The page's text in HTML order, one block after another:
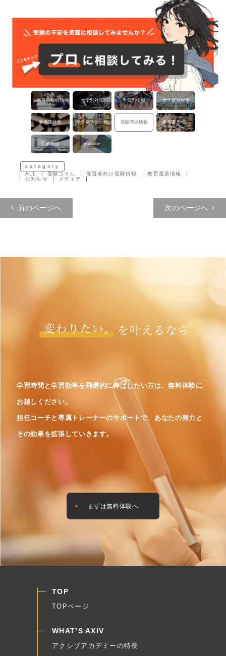
科目別勉強法 大学別対策 学部別情報 大学群別対策
参考書分析 学年別学習計画 受験関連情報 参考書ルート
受験制度 youtube
category
ALL
受験コラム 保護者向け受験情報
教育最新情報
お知らせ
メディア
投稿ナビゲーション
前のページへ 次のページへ
学習時間と学習効率を飛躍的に伸ばしたい方は、無料体験に
お越しください。
担任コーチと専属トレーナーのサポートで、あなたの努力と
その効果を拡張していきます。
まずは無料体験へ
TOP
TOPページ
WHAT’S AXIV
アクシブアカデミーの特長